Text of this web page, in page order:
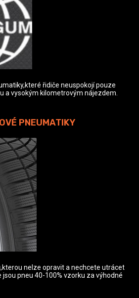
řidiče neuspokojí pouze
a vysokým kilometrovým nájezdem.
PNEUMATIKY
nelze opravit a nechcete utrácet
jsou pneu 40-100% vzorku za výhodné